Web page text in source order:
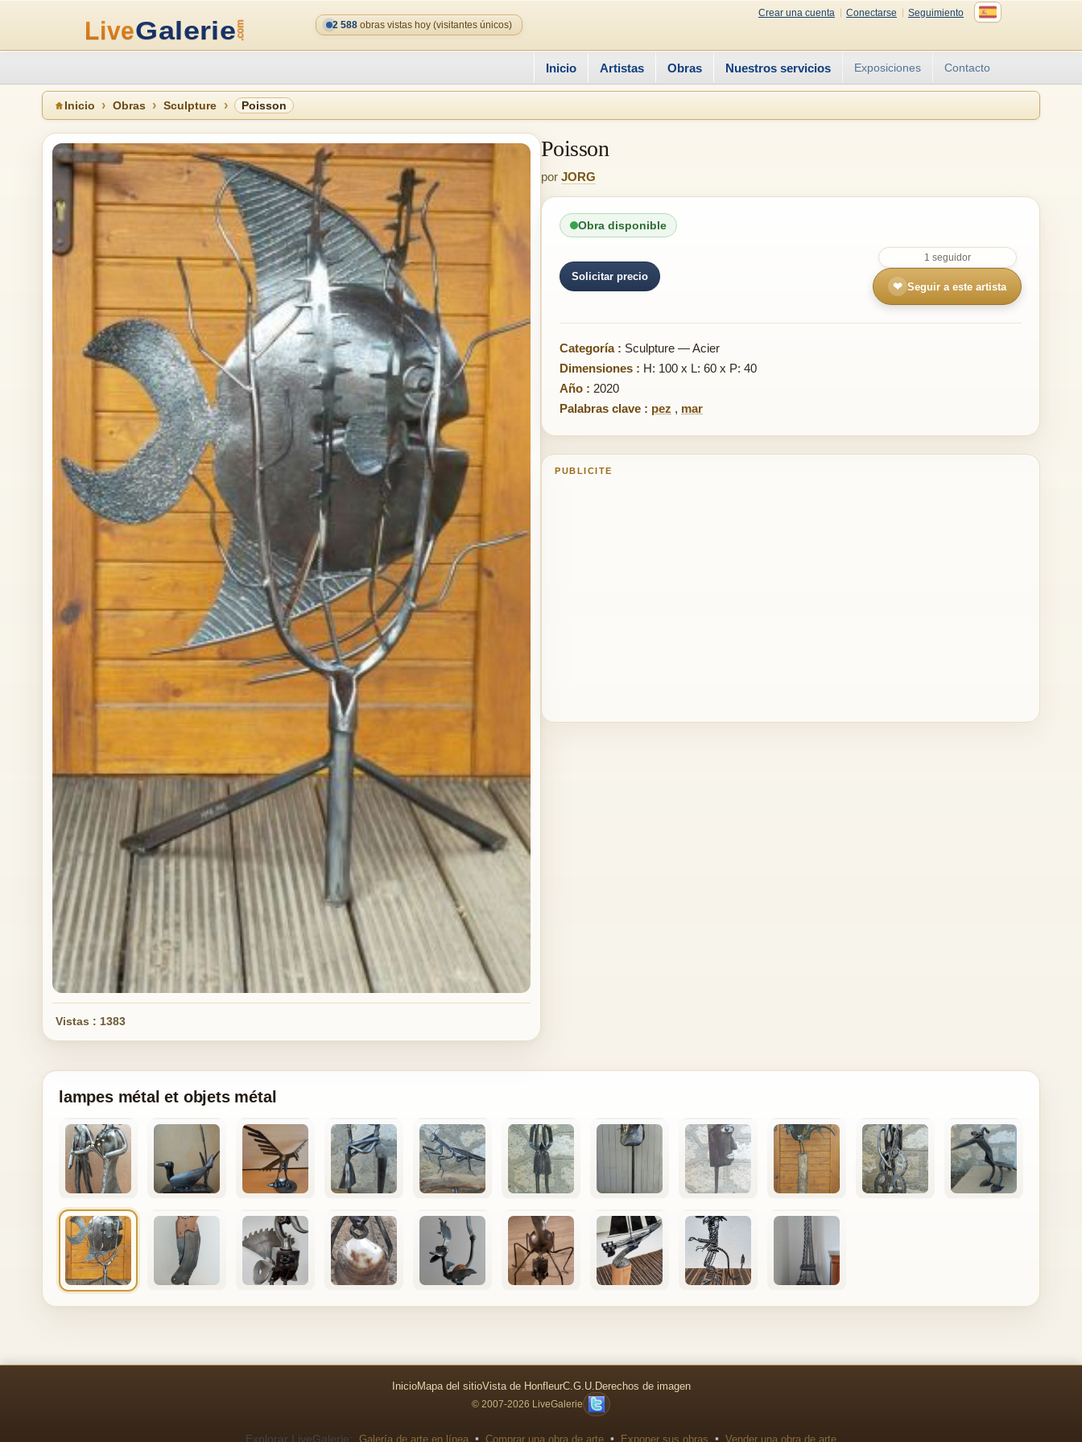
Crear una cuenta Conectarse
Seguimiento
2 588 obras vistas hoy (visitantes únicos)
Inicio Artistas Obras Nuestros servicios Exposiciones Contacto
Inicio Obras Sculpture Poisson
Vistas : 1383
Poisson
por JORG
Obra disponible
Solicitar precio
1 seguidor
❤ Seguir a este artista
Categoría : Sculpture — Acier
Dimensiones : H: 100 x L: 60 x P: 40
Año : 2020
Palabras clave : pez , mar
PUBLICITE
lampes métal et objets métal
InicioMapa del sitioVista de HonfleurC.G.U. Derechos de imagen
© 2007-2026 LiveGalerie
Explorar LiveGalerie: Galería de arte en línea • Comprar una obra de arte • Exponer sus obras • Vender una obra de arte